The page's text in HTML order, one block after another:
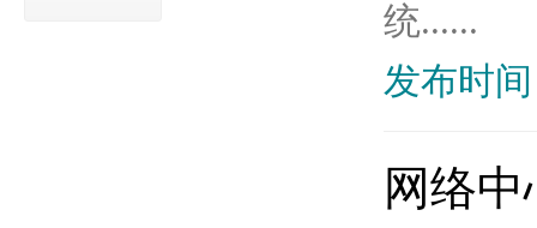
统......
发布时
网络